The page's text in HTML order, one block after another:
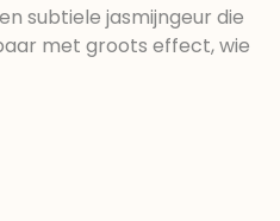
subtiele jasmijngeur die
met groots effect, wie